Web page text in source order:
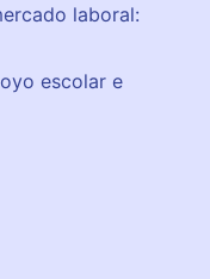
laboral:
escolar e